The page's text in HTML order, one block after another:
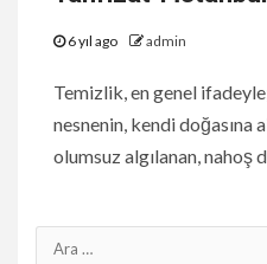
6 yıl ago admin
Temizlik, en genel
nesnenin, kendi doğasına
olumsuz algılanan, nahoş
Arama: